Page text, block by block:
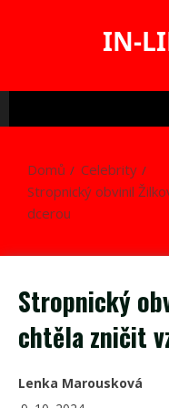
IN-
Domů
Celebrity
Stropnický obvinil
dcerou
Stropnický
chtěla zničit
Lenka Marousková